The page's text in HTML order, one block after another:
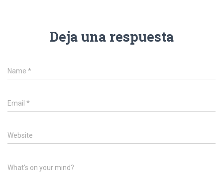
Deja una respuesta
Name *
Email *
Website
What's on your mind?